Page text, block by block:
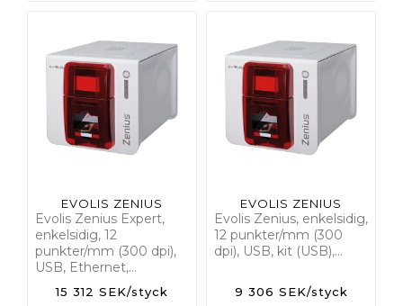
EVOLIS ZENIUS
Evolis Zenius Expert,
enkelsidig, 12
punkter/mm (300 dpi),
USB, Ethernet,…
15 312 SEK/styck
EVOLIS ZENIUS
Evolis Zenius, enkelsidig,
12 punkter/mm (300
dpi), USB, kit (USB),…
9 306 SEK/styck